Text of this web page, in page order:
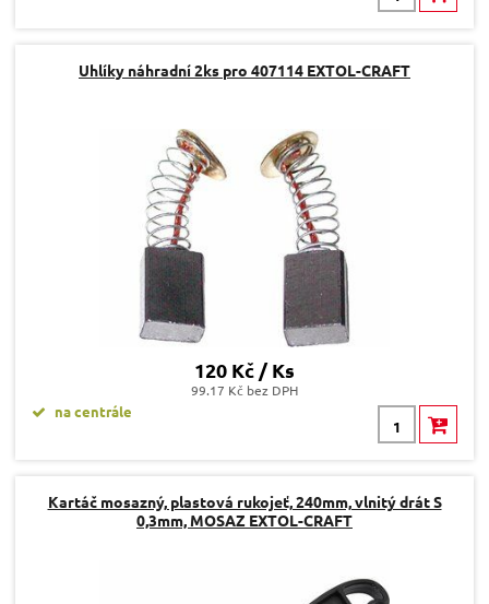
Uhlíky náhradní 2ks pro 407114 EXTOL-CRAFT
120 Kč / Ks
99.17 Kč bez DPH
na centrále
Kartáč mosazný, plastová rukojeť, 240mm, vlnitý drát S
0,3mm, MOSAZ EXTOL-CRAFT